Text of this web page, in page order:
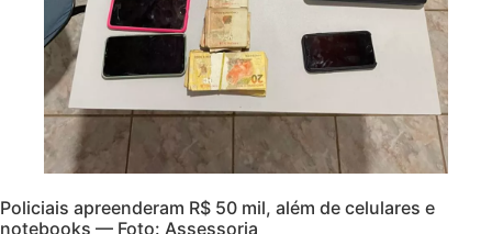
Policiais apreenderam R$ 50 mil, além de celulares e
notebooks — Foto: Assessoria